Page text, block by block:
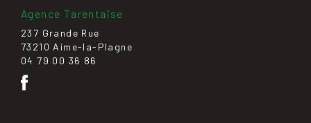
Agence Tarentaise
237 Grande Rue
73210 Aime-la-Plagne
04 79 00 36 86